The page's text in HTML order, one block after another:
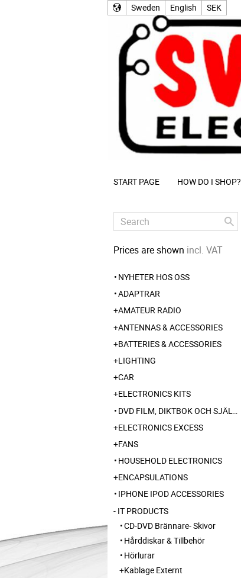
Sweden English SEK
START PAGE HOW DO I SHOP?
Prices are shown incl. VAT
NYHETER HOS OSS
ADAPTRAR
AMATEUR RADIO
ANTENNAS & ACCESSORIES
BATTERIES & ACCESSORIES
LIGHTING
CAR
ELECTRONICS KITS
DVD FILM, DIKTBOK OCH SJÄLVBIOGRAFI FRÅN SKARABORG
ELECTRONICS EXCESS
FANS
HOUSEHOLD ELECTRONICS
ENCAPSULATIONS
IPHONE IPOD ACCESSORIES
IT PRODUCTS
CD-DVD Brännare- Skivor
Hårddiskar & Tillbehör
Hörlurar
Kablage Externt